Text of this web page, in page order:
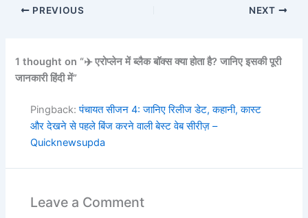
PREVIOUS NEXT
1 thought on “✈️ एरोप्लेन में ब्लैक बॉक्स क्या होता है? जानिए इसकी पूरी
जानकारी हिंदी में”
Pingback:पंचायत सीजन 4: जानिए रिलीज डेट, कहानी, कास्ट
और देखने से पहले बिंज करने वाली बेस्ट वेब सीरीज़ –
Quicknewsupda
Leave a Comment